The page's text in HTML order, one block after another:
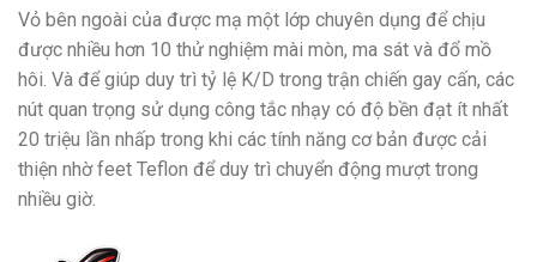
Vỏ bên ngoài của được mạ một lớp chuyên dụng để chịu
được nhiều hơn 10 thử nghiệm mài mòn, ma sát và đổ mồ
hôi. Và để giúp duy trì tỷ lệ K/D trong trận chiến gay cấn, các
nút quan trọng sử dụng công tắc nhạy có độ bền đạt ít nhất
20 triệu lần nhấp trong khi các tính năng cơ bản được cải
thiện nhờ feet Teflon để duy trì chuyển động mượt trong
nhiều giờ.